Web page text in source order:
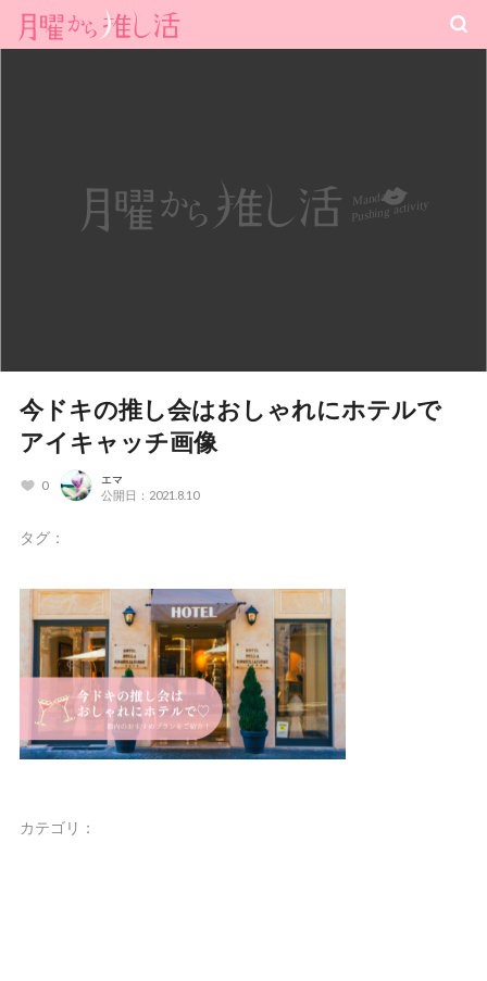
今ドキの推し会はおしゃれにホテルで
アイキャッチ画像
0 エマ
公開日：2021.8.10
タグ：
カテゴリ：